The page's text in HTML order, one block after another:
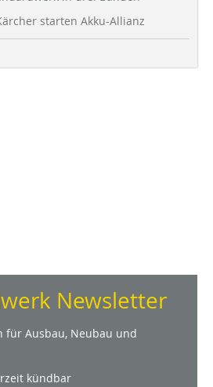
starten Akku-Allianz
Newsletter
für Ausbau, Neubau und
kündbar